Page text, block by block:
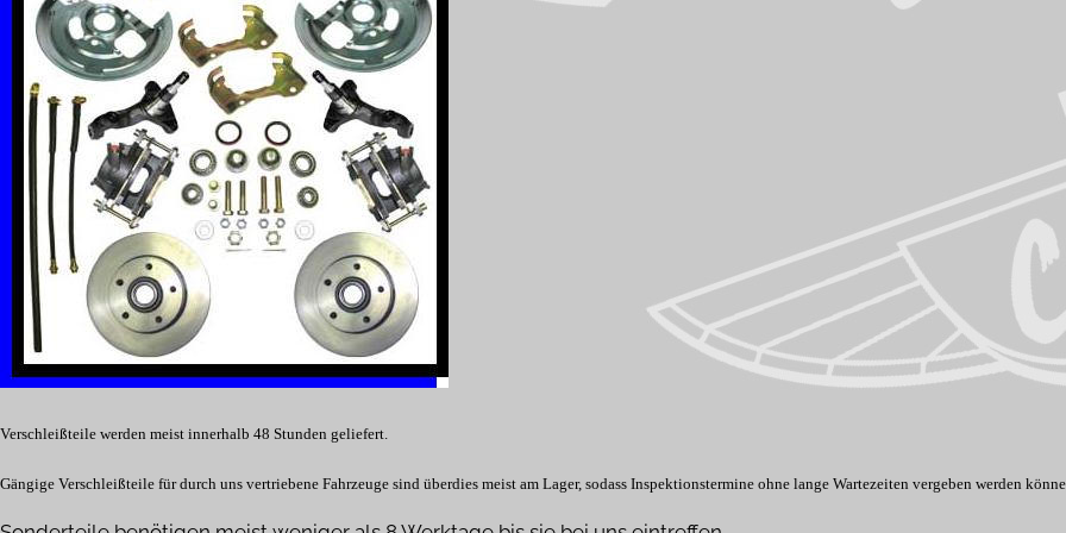
Verschleißteile werden meist innerhalb 48 Stunden geliefert.
Gängige Verschleißteile für durch uns vertriebene Fahrzeuge sind überdies meist am Lager, sodass Inspektionstermine ohne lange Wartezeiten vergeben werden